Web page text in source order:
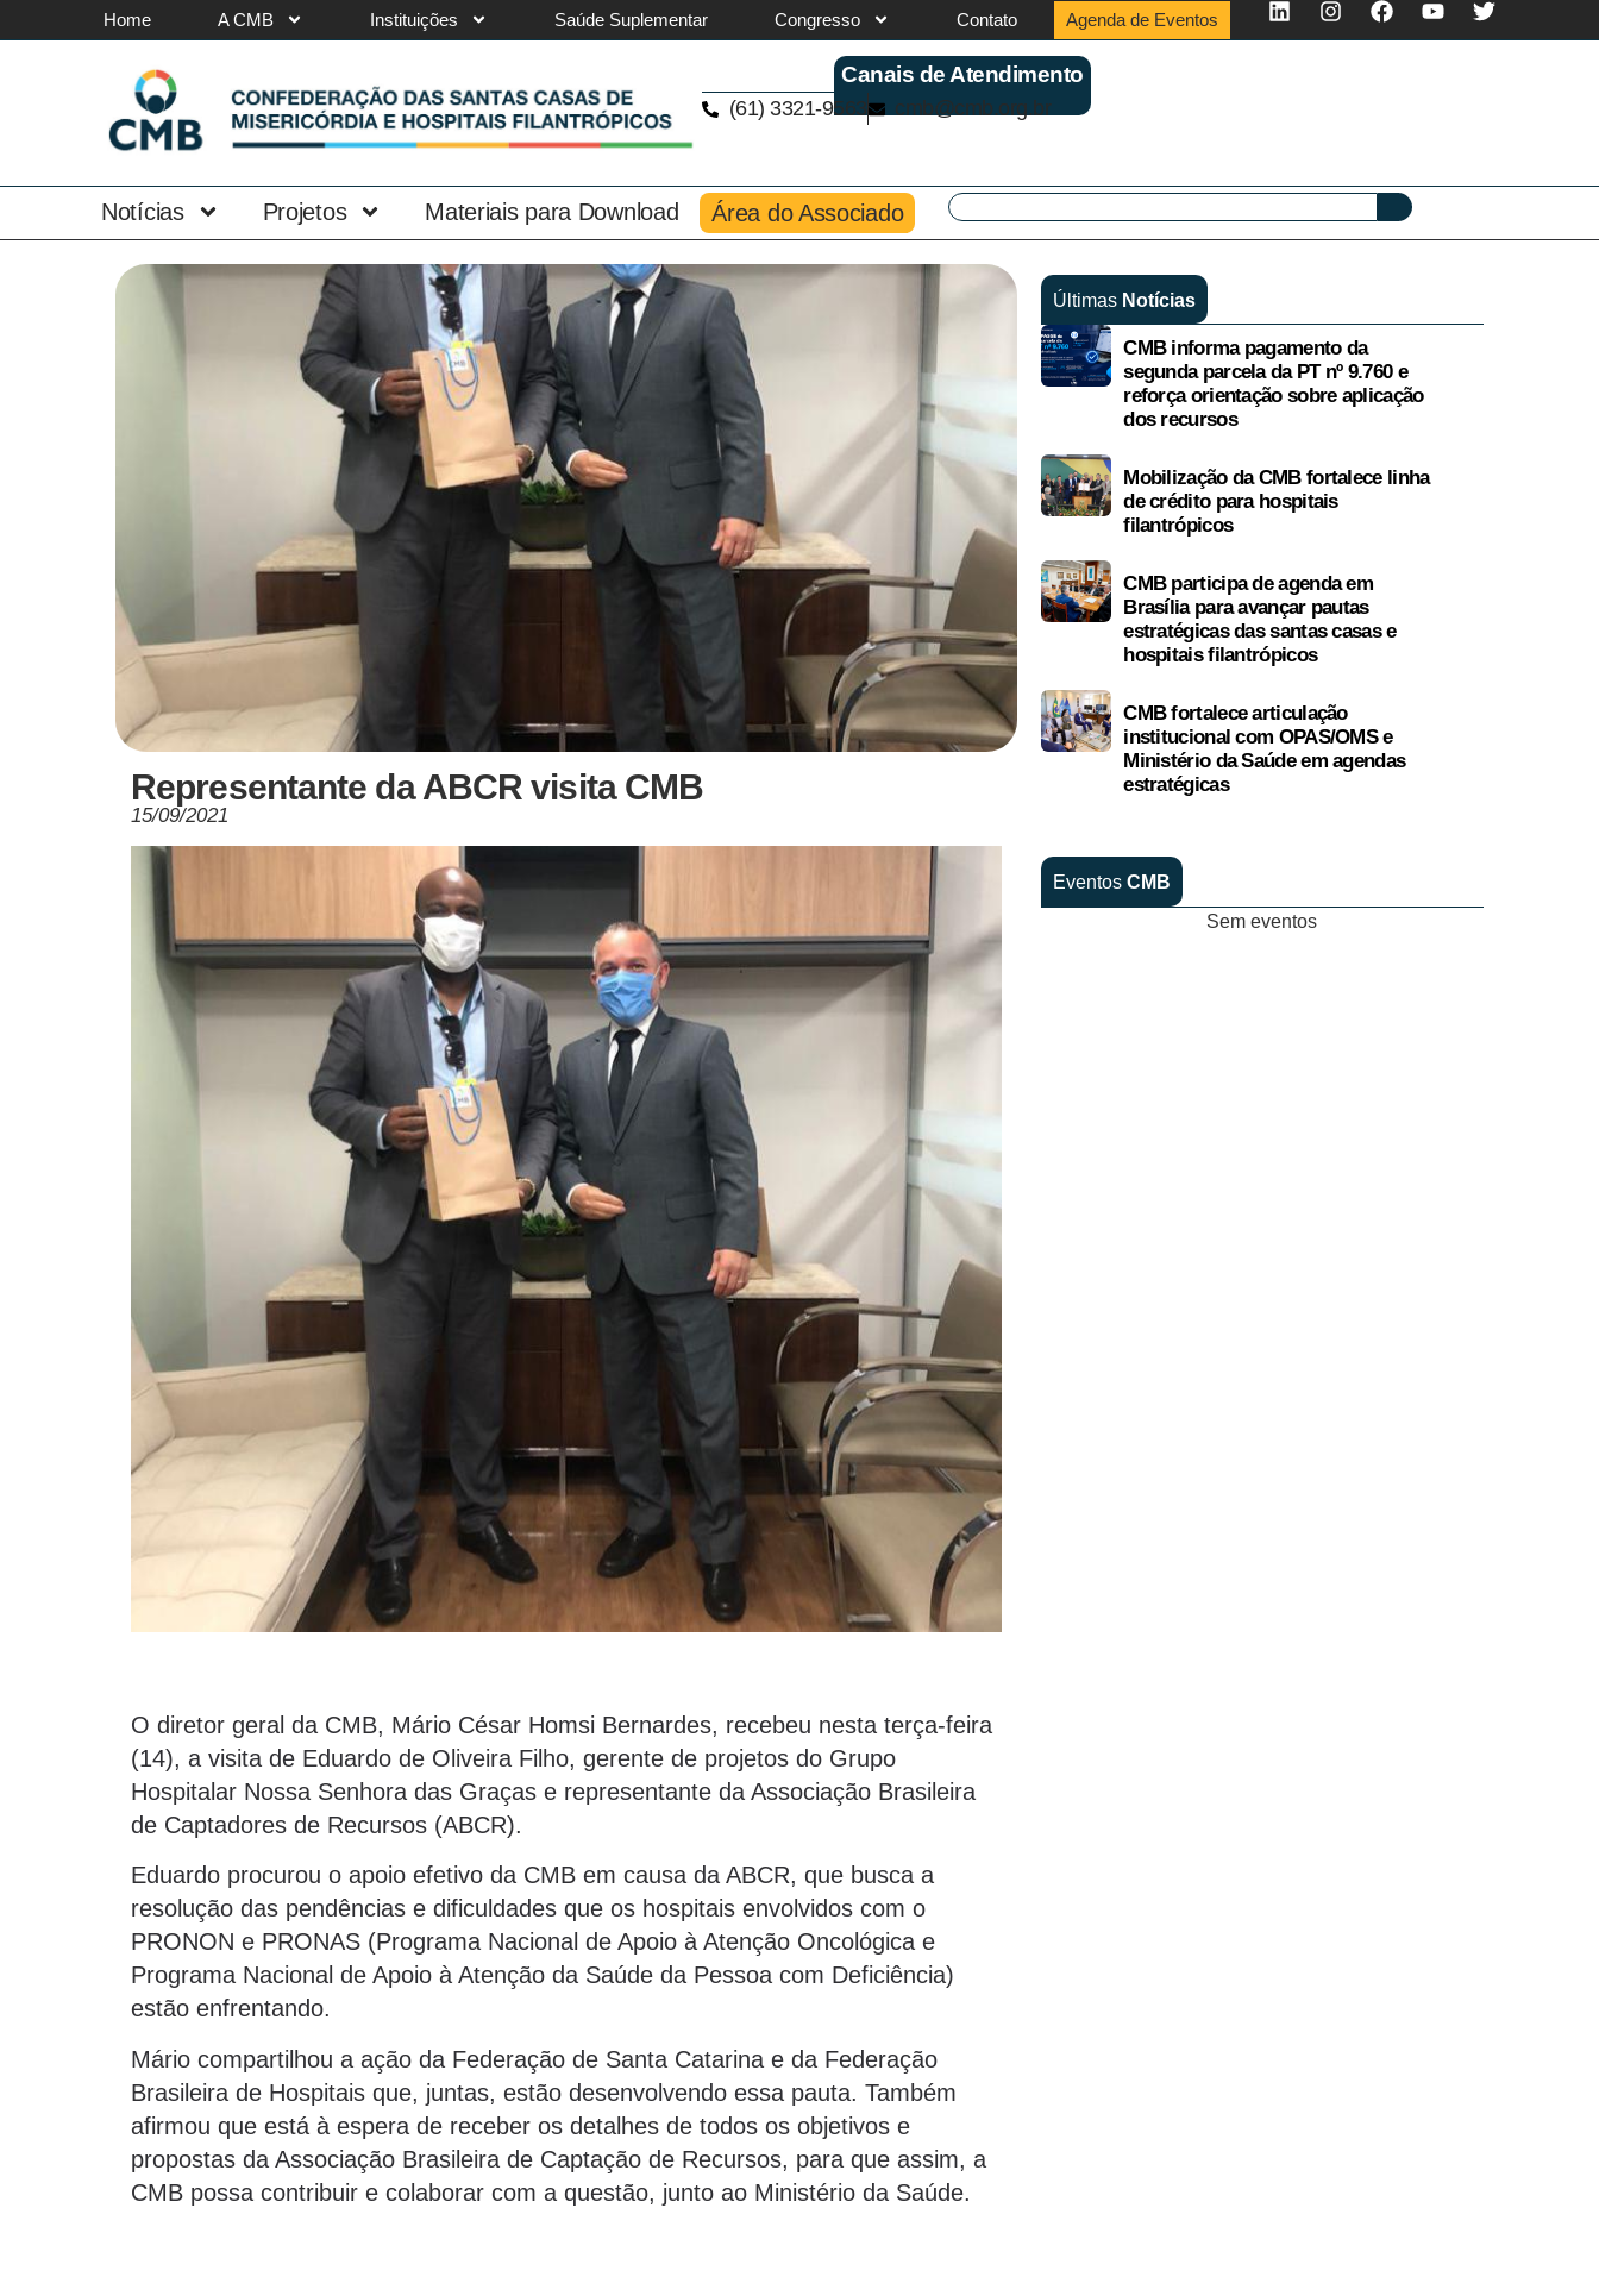
Home A CMB Instituições Saúde Suplementar Congresso Contato Agenda de Eventos
Canais de Atendimento
(61) 3321-9563 cmb@cmb.org.br
Notícias Projetos Materiais para Download Área do Associado
Representante da ABCR visita CMB
15/09/2021
O diretor geral da CMB, Mário César Homsi Bernardes, recebeu nesta terça-feira
(14), a visita de Eduardo de Oliveira Filho, gerente de projetos do Grupo
Hospitalar Nossa Senhora das Graças e representante da Associação Brasileira
de Captadores de Recursos (ABCR).
Eduardo procurou o apoio efetivo da CMB em causa da ABCR, que busca a
resolução das pendências e dificuldades que os hospitais envolvidos com o
PRONON e PRONAS (Programa Nacional de Apoio à Atenção Oncológica e
Programa Nacional de Apoio à Atenção da Saúde da Pessoa com Deficiência)
estão enfrentando.
Mário compartilhou a ação da Federação de Santa Catarina e da Federação
Brasileira de Hospitais que, juntas, estão desenvolvendo essa pauta. Também
afirmou que está à espera de receber os detalhes de todos os objetivos e
propostas da Associação Brasileira de Captação de Recursos, para que assim, a
CMB possa contribuir e colaborar com a questão, junto ao Ministério da Saúde.
Últimas Notícias
CMB informa pagamento da
segunda parcela da PT nº 9.760 e
reforça orientação sobre aplicação
dos recursos
Mobilização da CMB fortalece linha
de crédito para hospitais
filantrópicos
CMB participa de agenda em
Brasília para avançar pautas
estratégicas das santas casas e
hospitais filantrópicos
CMB fortalece articulação
institucional com OPAS/OMS e
Ministério da Saúde em agendas
estratégicas
Eventos CMB
Sem eventos